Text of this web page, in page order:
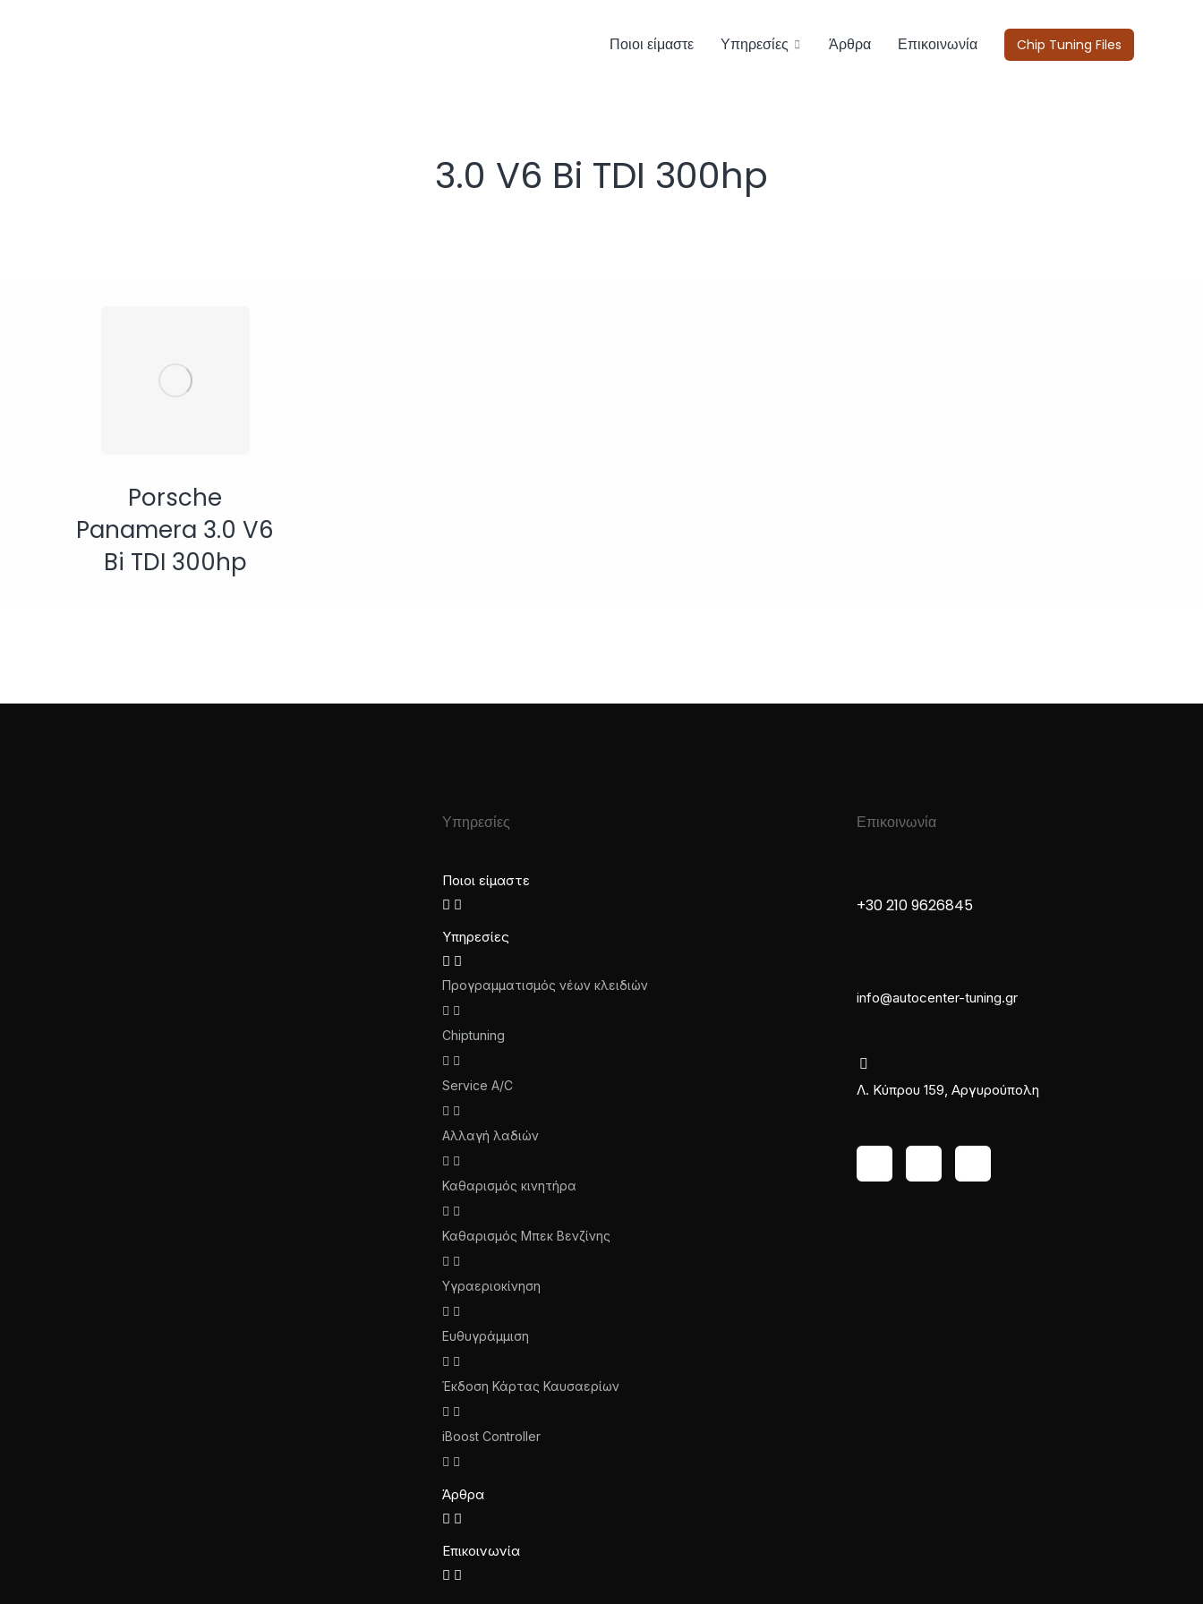
Ποιοι είμαστε Υπηρεσίες Άρθρα Επικοινωνία Chip Tuning Files
3.0 V6 Bi TDI 300hp
Porsche
Panamera 3.0 V6
Bi TDI 300hp
Υπηρεσίες
Ποιοι είμαστε
Υπηρεσίες
Προγραμματισμός νέων κλειδιών
Chiptuning
Service A/C
Αλλαγή λαδιών
Καθαρισμός κινητήρα
Καθαρισμός Μπεκ Βενζίνης
Υγραεριοκίνηση
Ευθυγράμμιση
Έκδοση Κάρτας Καυσαερίων
iBoost Controller
Άρθρα
Επικοινωνία
Επικοινωνία
+30 210 9626845
info@autocenter-tuning.gr
Λ. Κύπρου 159, Αργυρούπολη